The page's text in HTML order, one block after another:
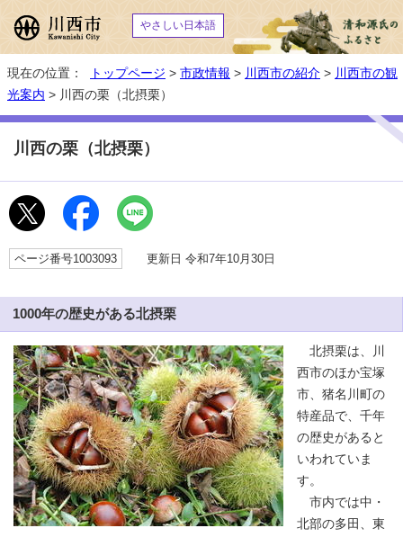
やさしい日本語
現在の位置： トップページ > 市政情報 > 川西市の紹介 > 川西市の観
光案内 > 川西の栗（北摂栗）
川西の栗（北摂栗）
ページ番号1003093 更新日 令和7年10月30日
1000年の歴史がある北摂栗
北摂栗は、川
西市のほか宝塚
市、猪名川町の
特産品で、千年
の歴史があると
いわれていま
す。
市内では中・
北部の多田、東